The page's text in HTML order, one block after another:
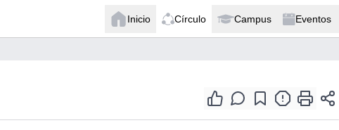
Inicio Círculo Campus Eventos